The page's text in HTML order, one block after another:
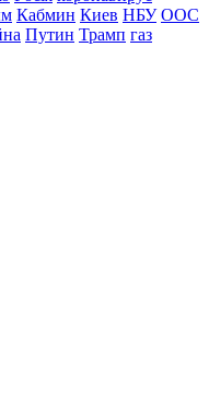
Кабмин Киев НБУ ООС
Путин Трамп газ